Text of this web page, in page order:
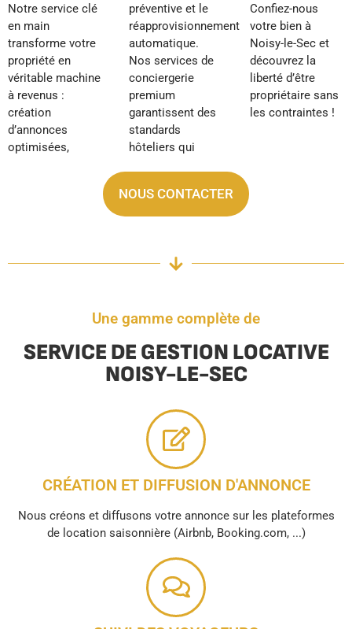
Notre service clé
en main
transforme votre
propriété en
véritable machine
à revenus :
création
d’annonces
optimisées,
préventive et le
réapprovisionnement
automatique.
Nos services de
conciergerie
premium
garantissent des
standards
hôteliers qui
Confiez-nous
votre bien à
Noisy-le-Sec et
découvrez la
liberté d’être
propriétaire sans
les contraintes !
NOUS CONTACTER
Une gamme complète de
SERVICE DE GESTION LOCATIVE
NOISY-LE-SEC
CRÉATION ET DIFFUSION D'ANNONCE
Nous créons et diffusons votre annonce sur les plateformes
de location saisonnière (Airbnb, Booking.com, ...)